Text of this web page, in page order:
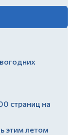
страниц на
этим летом